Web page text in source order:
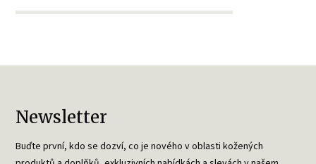
Newsletter
Buďte první, kdo se dozví, co je nového v oblasti kožených